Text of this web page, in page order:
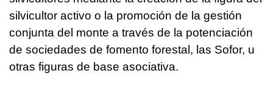
silvicultor activo o la promoción de la gestión
conjunta del monte a través de la potenciación
de sociedades de fomento forestal, las Sofor, u
otras figuras de base asociativa.